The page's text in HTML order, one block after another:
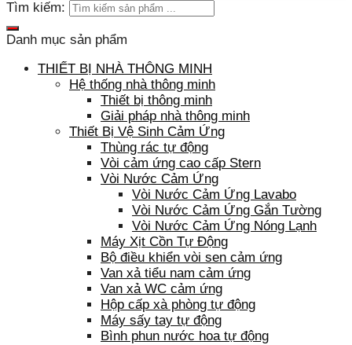
Tìm kiếm:
Danh mục sản phẩm
THIẾT BỊ NHÀ THÔNG MINH
Hệ thống nhà thông minh
Thiết bị thông minh
Giải pháp nhà thông minh
Thiết Bị Vệ Sinh Cảm Ứng
Thùng rác tự động
Vòi cảm ứng cao cấp Stern
Vòi Nước Cảm Ứng
Vòi Nước Cảm Ứng Lavabo
Vòi Nước Cảm Ứng Gắn Tường
Vòi Nước Cảm Ứng Nóng Lạnh
Máy Xịt Cồn Tự Động
Bộ điều khiển vòi sen cảm ứng
Van xả tiểu nam cảm ứng
Van xả WC cảm ứng
Hộp cấp xà phòng tự động
Máy sấy tay tự động
Bình phun nước hoa tự động